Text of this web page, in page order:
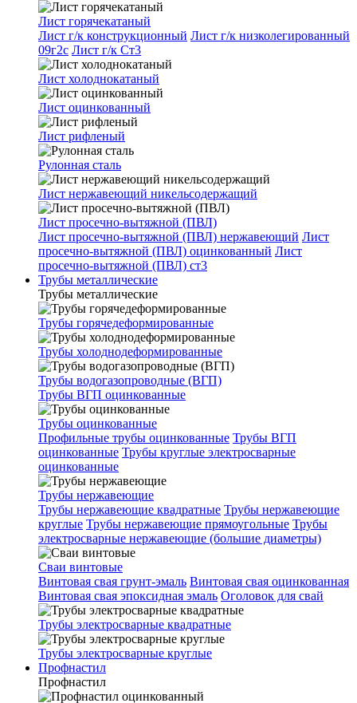
Лист горячекатаный
Лист г/к конструкционный Лист г/к низколегированный
09г2с Лист г/к Ст3
Лист холоднокатаный
Лист оцинкованный
Лист рифленый
Рулонная сталь
Лист нержавеющий никельсодержащий
Лист просечно-вытяжной (ПВЛ)
Лист просечно-вытяжной (ПВЛ) нержавеющий Лист
просечно-вытяжной (ПВЛ) оцинкованный Лист
просечно-вытяжной (ПВЛ) ст3
Трубы металлические
Трубы металлические
Трубы горячедеформированные
Трубы холоднодеформированные
Трубы водогазопроводные (ВГП)
Трубы ВГП оцинкованные
Трубы оцинкованные
Профильные трубы оцинкованные Трубы ВГП
оцинкованные Трубы круглые электросварные
оцинкованные
Трубы нержавеющие
Трубы нержавеющие квадратные Трубы нержавеющие
круглые Трубы нержавеющие прямоугольные Трубы
электросварные нержавеющие (большие диаметры)
Сваи винтовые
Винтовая свая грунт-эмаль Винтовая свая оцинкованная
Винтовая свая эпоксидная эмаль Оголовок для свай
Трубы электросварные квадратные
Трубы электросварные круглые
Профнастил
Профнастил